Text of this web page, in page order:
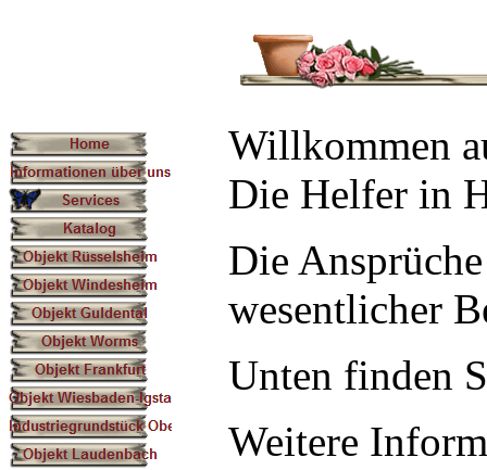
Willkommen
Die Helfer in
Die
wesentlicher
Unten finden
Weitere